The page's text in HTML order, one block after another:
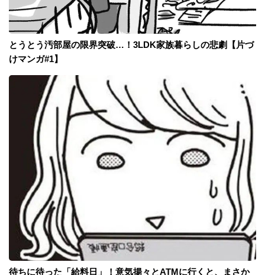
とうとう汚部屋の限界突破…！3LDK家族暮らしの悲劇【片づ
けマンガ#1】
待ちに待った「給料日」！意気揚々とATMに行くと、まさか